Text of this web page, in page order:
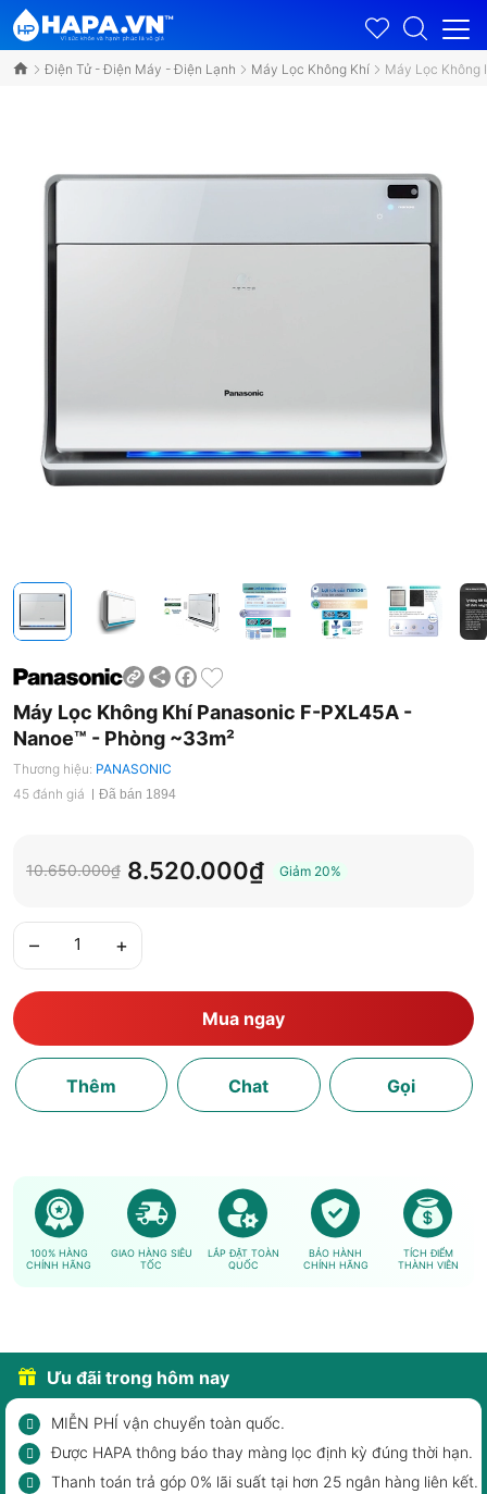
Điện Tử - Điện Máy - Điện Lạnh Máy Lọc Không Khí Máy Lọc Không
ShareFacebook
Máy Lọc Không Khí Panasonic F-PXL45A -
Nanoe™ - Phòng ~33m²
Thương hiệu: PANASONIC
45 đánh giá
Đã bán 1894
10.650.000₫ 8.520.000₫ Giảm 20%
– +
Mua ngay
Thêm Chat Gọi
100% HÀNG
CHÍNH HÃNG
GIAO HÀNG SIÊU
TỐC
LẮP ĐẶT TOÀN
QUỐC
BẢO HÀNH
CHÍNH HÃNG
TÍCH ĐIỂM
THÀNH VIÊN
Ưu đãi trong hôm nay
MIỄN PHÍ vận chuyển toàn quốc.
Được HAPA thông báo thay màng lọc định kỳ đúng thời hạn.
Thanh toán trả góp 0% lãi suất tại hơn 25 ngân hàng liên kết.